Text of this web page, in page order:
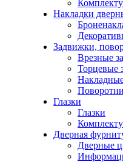
Накладки
Задвижки,
Врезные
Торцевые
Глазки
Глазки
Дверная
Дверные